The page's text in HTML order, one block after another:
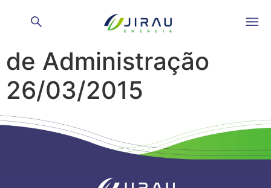
Reunião do Conselho
de Administração
26/03/2015